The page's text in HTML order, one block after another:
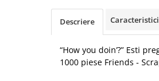
Descriere Caracteristici
“How you doin’?” Esti
1000 piese Friends -